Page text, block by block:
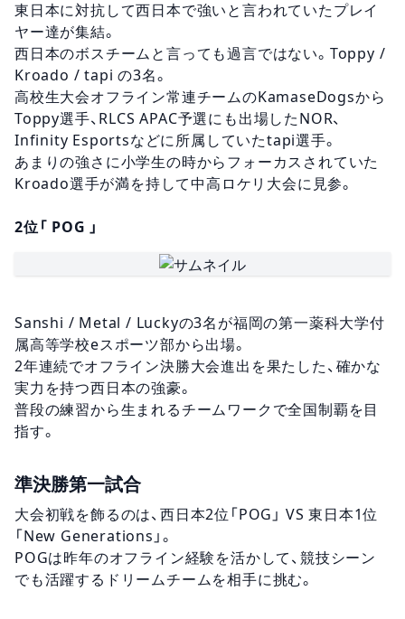
東日本に対抗して西日本で強いと言われていたプレイ
ヤー達が集結。
西日本のボスチームと言っても過言ではない。Toppy /
Kroado / tapi の3名。
高校生大会オフライン常連チームのKamaseDogsから
Toppy選手、RLCS APAC予選にも出場したNOR、
Infinity Esportsなどに所属していたtapi選手。
あまりの強さに小学生の時からフォーカスされていた
Kroado選手が満を持して中高ロケリ大会に見参。
2位「 POG 」
Sanshi / Metal / Luckyの3名が福岡の第一薬科大学付
属高等学校eスポーツ部から出場。
2年連続でオフライン決勝大会進出を果たした、確かな
実力を持つ西日本の強豪。
普段の練習から生まれるチームワークで全国制覇を目
指す。
準決勝第一試合
大会初戦を飾るのは、西日本2位「POG」 VS 東日本1位
「New Generations」。
POGは昨年のオフライン経験を活かして、競技シーン
でも活躍するドリームチームを相手に挑む。